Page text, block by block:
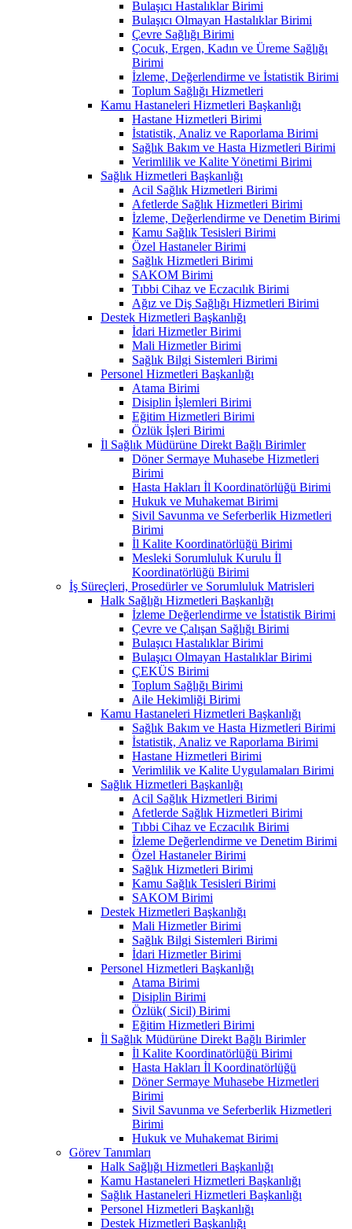
Bulaşıcı Hastalıklar Birimi
Bulaşıcı Olmayan Hastalıklar Birimi
Çevre Sağlığı Birimi
Çocuk, Ergen, Kadın ve Üreme Sağlığı
Birimi
İzleme, Değerlendirme ve İstatistik Birimi
Toplum Sağlığı Hizmetleri
Kamu Hastaneleri Hizmetleri Başkanlığı
Hastane Hizmetleri Birimi
İstatistik, Analiz ve Raporlama Birimi
Sağlık Bakım ve Hasta Hizmetleri Birimi
Verimlilik ve Kalite Yönetimi Birimi
Sağlık Hizmetleri Başkanlığı
Acil Sağlık Hizmetleri Birimi
Afetlerde Sağlık Hizmetleri Birimi
İzleme, Değerlendirme ve Denetim Birimi
Kamu Sağlık Tesisleri Birimi
Özel Hastaneler Birimi
Sağlık Hizmetleri Birimi
SAKOM Birimi
Tıbbi Cihaz ve Eczacılık Birimi
Ağız ve Diş Sağlığı Hizmetleri Birimi
Destek Hizmetleri Başkanlığı
İdari Hizmetler Birimi
Mali Hizmetler Birimi
Sağlık Bilgi Sistemleri Birimi
Personel Hizmetleri Başkanlığı
Atama Birimi
Disiplin İşlemleri Birimi
Eğitim Hizmetleri Birimi
Özlük İşleri Birimi
İl Sağlık Müdürüne Direkt Bağlı Birimler
Döner Sermaye Muhasebe Hizmetleri
Birimi
Hasta Hakları İl Koordinatörlüğü Birimi
Hukuk ve Muhakemat Birimi
Sivil Savunma ve Seferberlik Hizmetleri
Birimi
İl Kalite Koordinatörlüğü Birimi
Mesleki Sorumluluk Kurulu İl
Koordinatörlüğü Birimi
İş Süreçleri, Prosedürler ve Sorumluluk Matrisleri
Halk Sağlığı Hizmetleri Başkanlığı
İzleme Değerlendirme ve İstatistik Birimi
Çevre ve Çalışan Sağlığı Birimi
Bulaşıcı Hastalıklar Birimi
Bulaşıcı Olmayan Hastalıklar Birimi
ÇEKÜS Birimi
Toplum Sağlığı Birimi
Aile Hekimliği Birimi
Kamu Hastaneleri Hizmetleri Başkanlığı
Sağlık Bakım ve Hasta Hizmetleri Birimi
İstatistik, Analiz ve Raporlama Birimi
Hastane Hizmetleri Birimi
Verimlilik ve Kalite Uygulamaları Birimi
Sağlık Hizmetleri Başkanlığı
Acil Sağlık Hizmetleri Birimi
Afetlerde Sağlık Hizmetleri Birimi
Tıbbi Cihaz ve Eczacılık Birimi
İzleme Değerlendirme ve Denetim Birimi
Özel Hastaneler Birimi
Sağlık Hizmetleri Birimi
Kamu Sağlık Tesisleri Birimi
SAKOM Birimi
Destek Hizmetleri Başkanlığı
Mali Hizmetler Birimi
Sağlık Bilgi Sistemleri Birimi
İdari Hizmetler Birimi
Personel Hizmetleri Başkanlığı
Atama Birimi
Disiplin Birimi
Özlük( Sicil) Birimi
Eğitim Hizmetleri Birimi
İl Sağlık Müdürüne Direkt Bağlı Birimler
İl Kalite Koordinatörlüğü Birimi
Hasta Hakları İl Koordinatörlüğü
Döner Sermaye Muhasebe Hizmetleri
Birimi
Sivil Savunma ve Seferberlik Hizmetleri
Birimi
Hukuk ve Muhakemat Birimi
Görev Tanımları
Halk Sağlığı Hizmetleri Başkanlığı
Kamu Hastaneleri Hizmetleri Başkanlığı
Sağlık Hastaneleri Hizmetleri Başkanlığı
Personel Hizmetleri Başkanlığı
Destek Hizmetleri Başkanlığı